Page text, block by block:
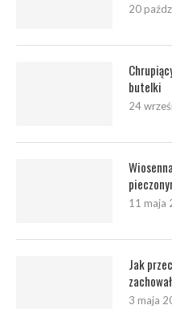
20
butelki
24
11 maja
Jak
3 maja